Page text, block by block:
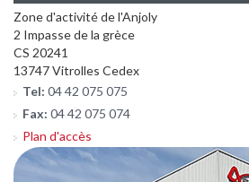
Zone d'activité de l'Anjoly
2 Impasse de la grèce
CS 20241
13747 Vitrolles Cedex
Tel: 04 42 075 075
Fax: 04 42 075 074
Plan d'accès